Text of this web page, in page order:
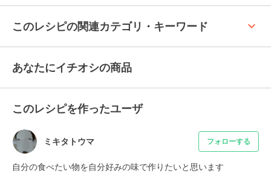
このレシピの関連カテゴリ・キーワード keyboard_arrow_up
あなたにイチオシの商品
このレシピを作ったユーザ
ミキタトウマ フォローする
自分の食べたい物を自分好みの味で作りたいと思います